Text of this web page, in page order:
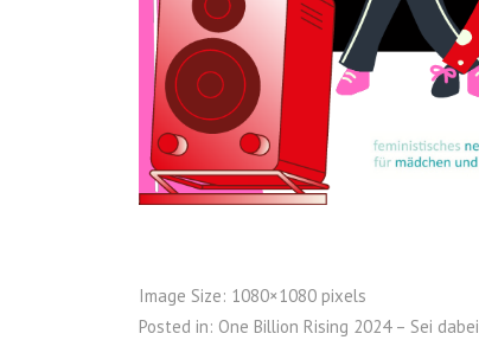
Image Size: 1080×1080 pixels
Posted in: One Billion Rising 2024 – Sei dabei